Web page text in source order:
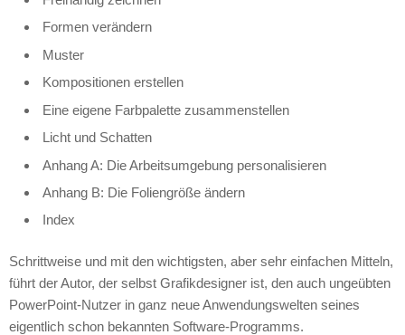
Formen verändern
Muster
Kompositionen erstellen
Eine eigene Farbpalette zusammenstellen
Licht und Schatten
Anhang A: Die Arbeitsumgebung personalisieren
Anhang B: Die Foliengröße ändern
Index
Schrittweise und mit den wichtigsten, aber sehr einfachen Mitteln,
führt der Autor, der selbst Grafikdesigner ist, den auch ungeübten
PowerPoint-Nutzer in ganz neue Anwendungswelten seines
eigentlich schon bekannten Software-Programms.